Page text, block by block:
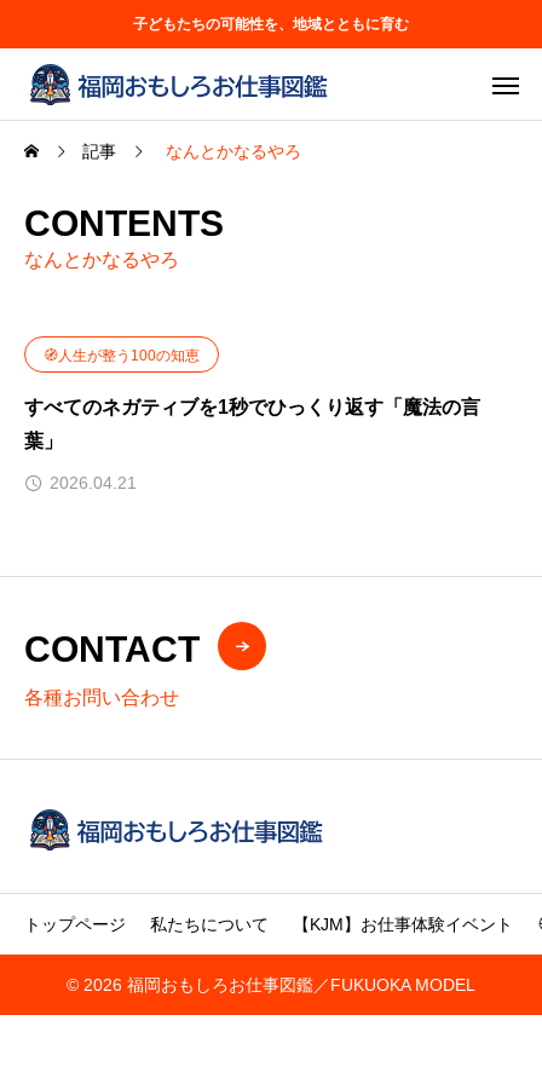
子どもたちの可能性を、地域とともに育む
記事 なんとかなるやろ
CONTENTS
なんとかなるやろ
🧭人生が整う100の知恵
すべてのネガティブを1秒でひっくり返す「魔法の言
葉」
2026.04.21
CONTACT
各種お問い合わせ
トップページ 私たちについて 【KJM】お仕事体験イベント
© 2026 福岡おもしろお仕事図鑑／FUKUOKA MODEL